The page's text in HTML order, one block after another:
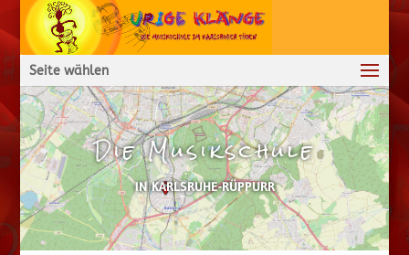
Seite wählen
Die Musikschule
IN KARLSRUHE-RÜPPURR